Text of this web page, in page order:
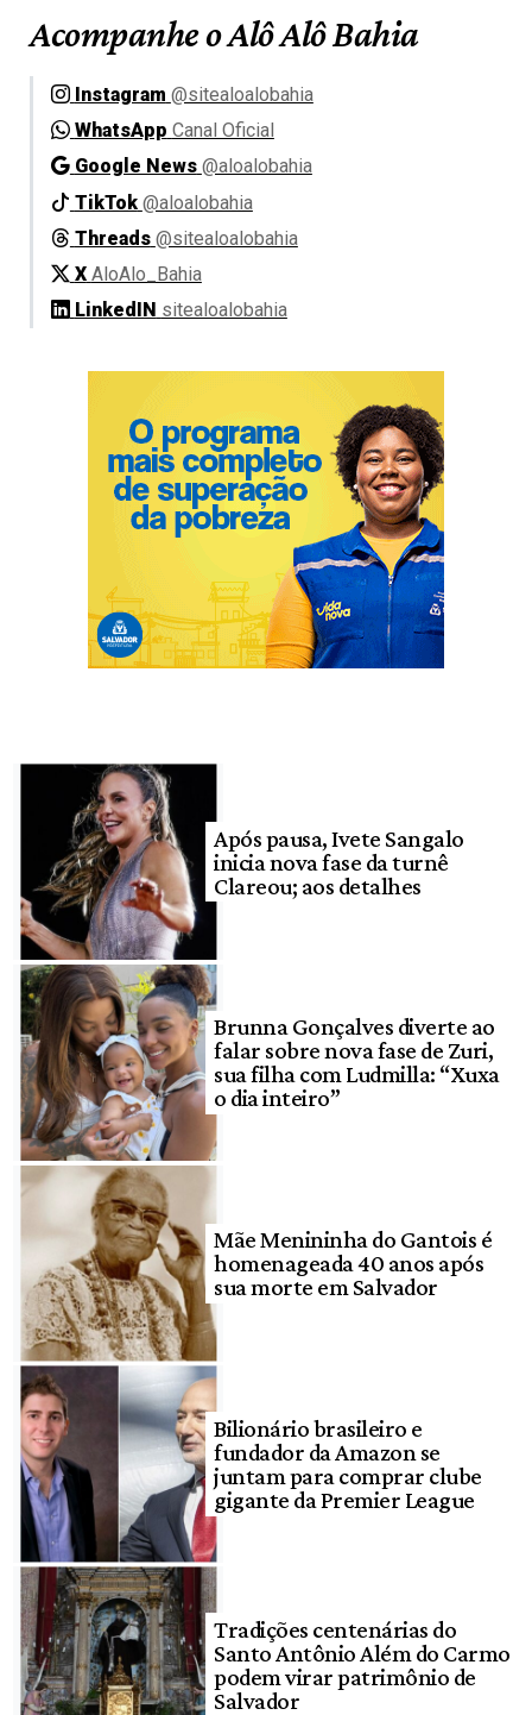
Acompanhe o Alô Alô Bahia
Instagram @sitealoalobahia
WhatsApp Canal Oficial
Google News @aloalobahia
TikTok @aloalobahia
Threads @sitealoalobahia
X AloAlo_Bahia
LinkedIN sitealoalobahia
Após pausa, Ivete Sangalo
inicia nova fase da turnê
Clareou; aos detalhes
Brunna Gonçalves diverte ao
falar sobre nova fase de Zuri,
sua filha com Ludmilla: “Xuxa
o dia inteiro”
Mãe Menininha do Gantois é
homenageada 40 anos após
sua morte em Salvador
Bilionário brasileiro e
fundador da Amazon se
juntam para comprar clube
gigante da Premier League
Tradições centenárias do
Santo Antônio Além do Carmo
podem virar patrimônio de
Salvador